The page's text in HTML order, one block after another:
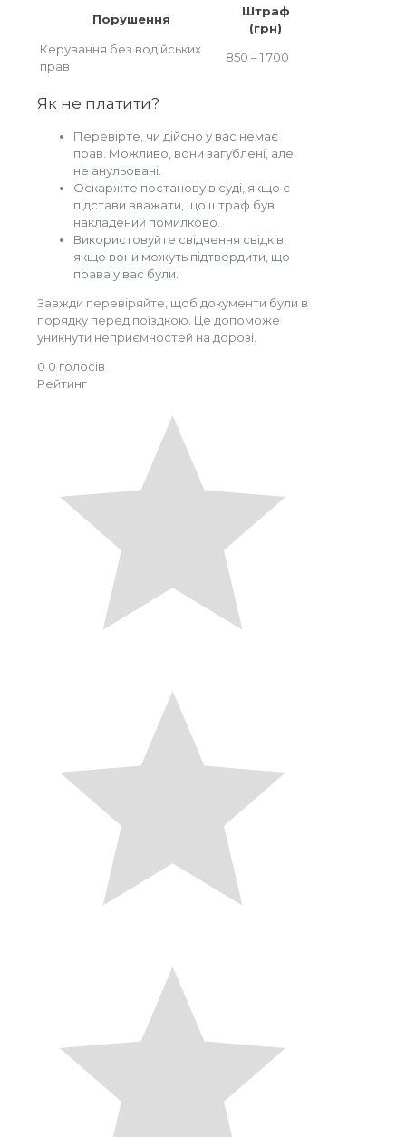
Порушення
Штраф
(грн)
Керування без водійських
прав
850 – 1 700
Як не платити?
Перевірте, чи дійсно у вас немає
прав. Можливо, вони загублені, але
не анульовані.
Оскаржте постанову в суді, якщо є
підстави вважати, що штраф був
накладений помилково.
Використовуйте свідчення свідків,
якщо вони можуть підтвердити, що
права у вас були.
Завжди перевіряйте, щоб документи були в
порядку перед поїздкою. Це допоможе
уникнути неприємностей на дорозі.
0 0 голосів
Рейтинг